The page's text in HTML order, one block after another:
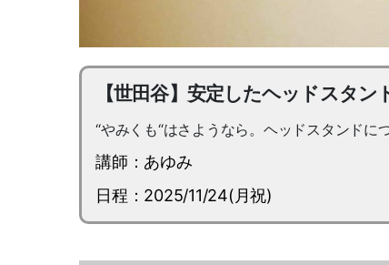
【世田谷】安定したヘッドスタン
“やみくも“はさようなら。ヘッドスタンド
講師：あゆみ
日程：2025/11/24(月祝)